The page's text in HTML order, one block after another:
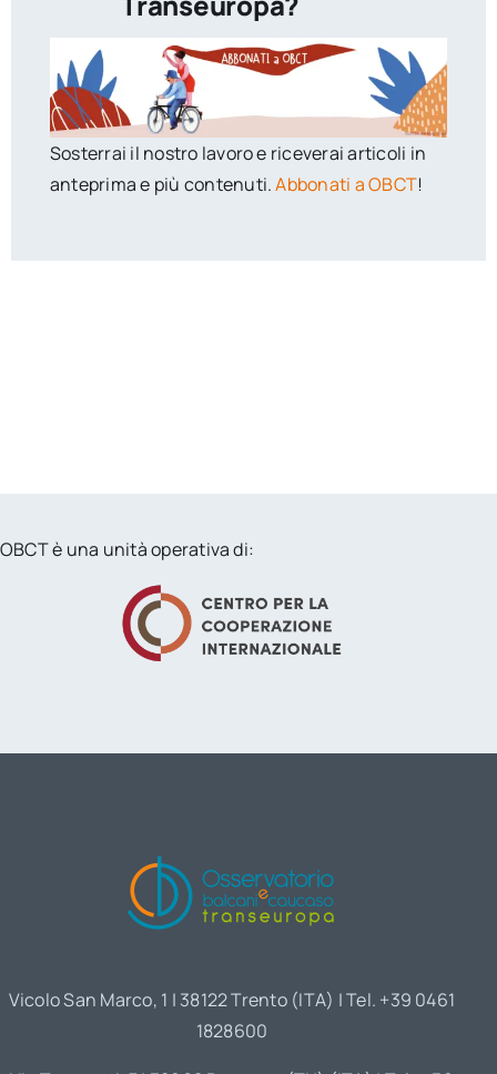
Sosterrai il nostro lavoro e riceverai articoli in
anteprima e più contenuti.Abbonati a OBCT!
OBCT è una unità operativa di:
Vicolo San Marco, 1 | 38122 Trento (ITA) | Tel. +39 0461
1828600